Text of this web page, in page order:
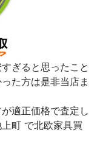
ぎると思ったこと
た方は是非当店ま
適正価格で査定し
町 で北欧家具買